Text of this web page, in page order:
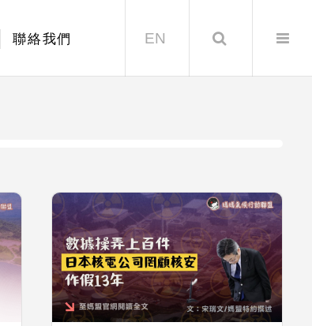
聯絡我們 EN Search